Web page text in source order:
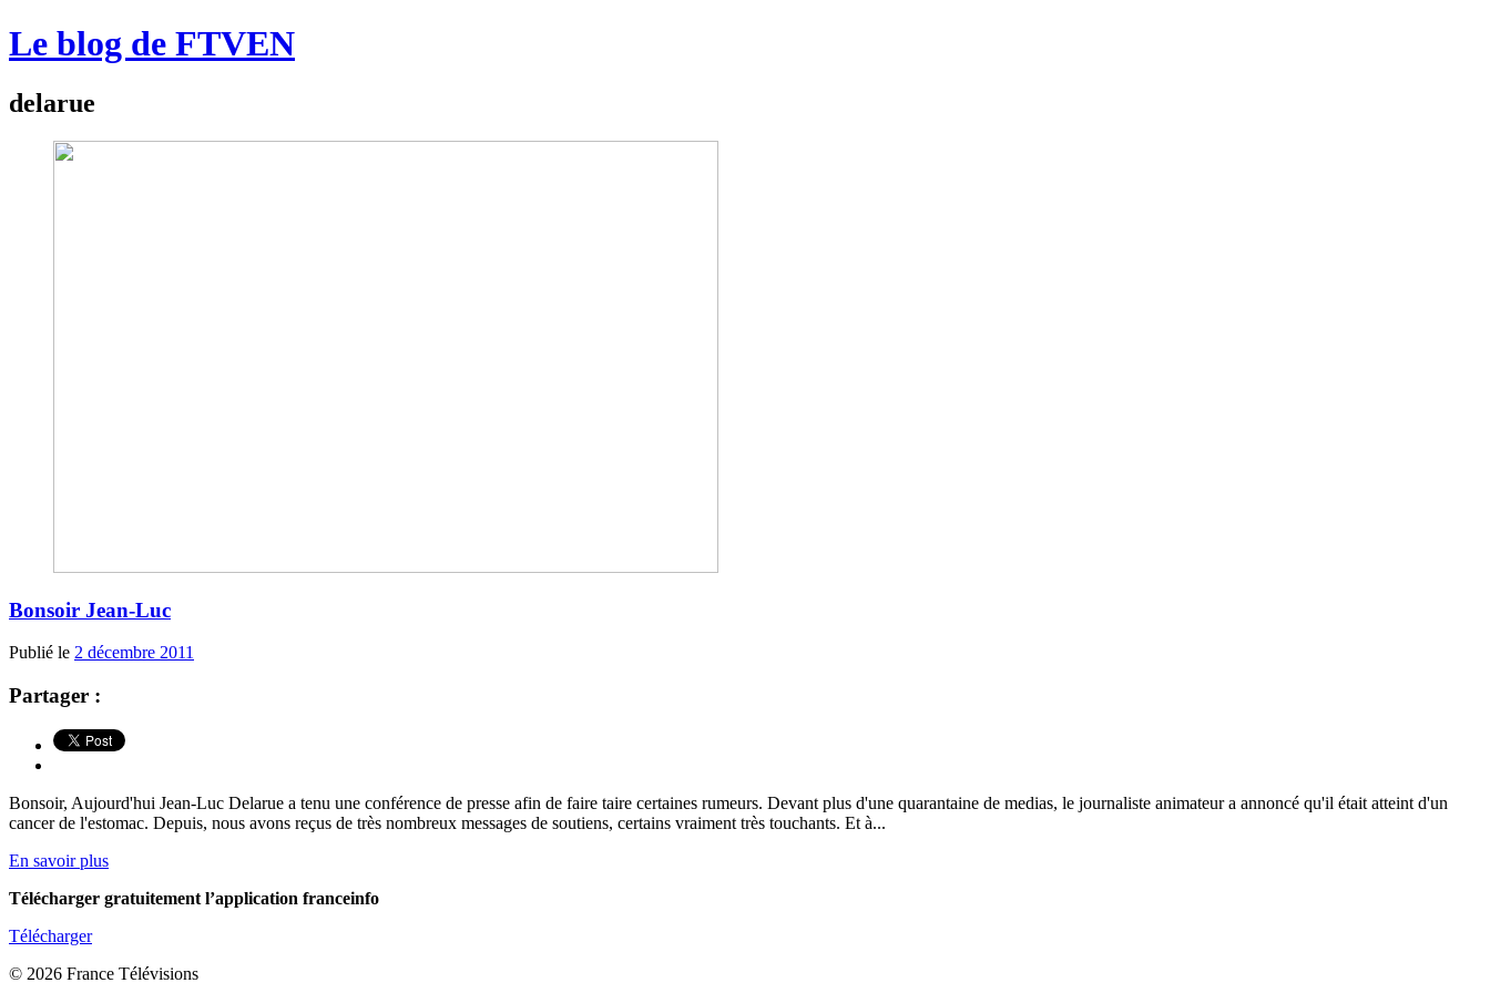
Le blog de FTVEN
delarue
Bonsoir Jean-Luc
Publié le 2 décembre 2011
Partager :
Bonsoir, Aujourd'hui Jean-Luc Delarue a tenu une conférence de presse afin de faire taire certaines rumeurs. Devant plus d'une quarantaine de medias, le journaliste animateur a annoncé qu'il était atteint d'un
cancer de l'estomac. Depuis, nous avons reçus de très nombreux messages de soutiens, certains vraiment très touchants. Et à...
En savoir plus
Télécharger gratuitement l’application franceinfo
Télécharger
© 2026 France Télévisions